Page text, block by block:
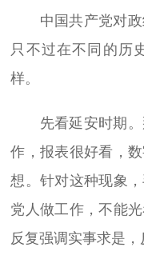
中国共产党对政
只不过在不同的历
样。
先看延安时期。
作，报表很好看，
想。针对这种现象
党人做工作，不能
反复强调实事求是，